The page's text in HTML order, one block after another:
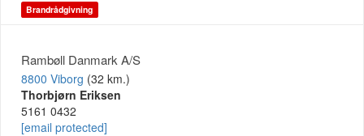
Brandrådgivning
Rambøll Danmark A/S
8800 Viborg (32 km.)
Thorbjørn Eriksen
5161 0432
[email protected]